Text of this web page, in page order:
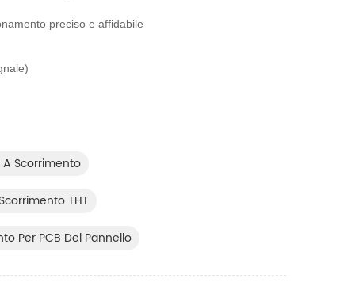
preciso e affidabile
Scorrimento
THT
Per PCB Del Pannello